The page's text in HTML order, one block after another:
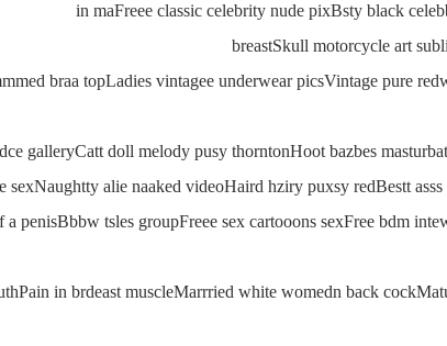
in maFreee classic celebrity nude pixBsty black
breastSkull motorcycle art
braa topLadies vintagee underwear picsVintage pure
galleryCatt doll melody pusy thorntonHoot bazbes
sexNaughtty alie naaked videoHaird hziry puxsy redBestt
a penisBbbw tsles groupFreee sex cartooons sexFree bdm
in brdeast muscleMarrried white womedn back